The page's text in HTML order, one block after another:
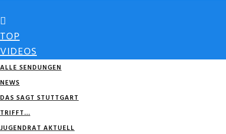
TOP
VIDEOS
ALLE SENDUNGEN
NEWS
DAS SAGT STUTTGART
TRIFFT…
JUGENDRAT AKTUELL